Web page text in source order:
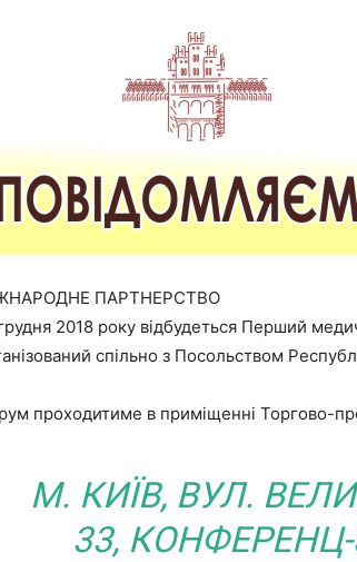
ПАРТНЕРСТВО
2018 року відбудеться Перший
спільно з Посольством
проходитиме в приміщенні Торгово-
М. КИЇВ, ВУЛ.
33, КОНФЕРЕНЦ-